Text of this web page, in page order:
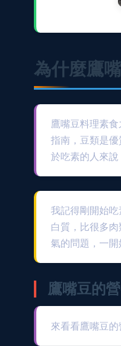
為什麼鷹
鷹嘴豆料理素
指南，豆類是
於吃素的人來說
我記得剛開始
白質，比很多
氣的問題，一開
鷹嘴豆的
來看看鷹嘴豆